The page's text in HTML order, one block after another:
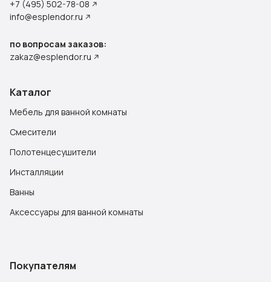
+7 (495) 502-78-08
info@esplendor.ru
по вопросам заказов:
zakaz@esplendor.ru
Каталог
Мебель для ванной комнаты
Смесители
Полотенцесушители
Инсталляции
Ванны
Аксессуары для ванной комнаты
Покупателям